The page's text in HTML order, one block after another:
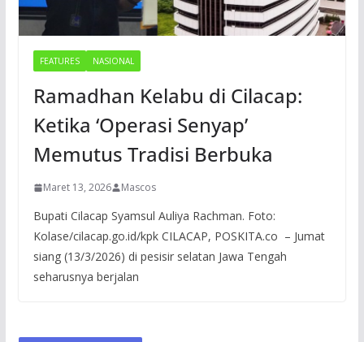
FEATURES NASIONAL
Ramadhan Kelabu di Cilacap:
Ketika ‘Operasi Senyap’
Memutus Tradisi Berbuka
Maret 13, 2026 Mascos
Bupati Cilacap Syamsul Auliya Rachman. Foto:
Kolase/cilacap.go.id/kpk CILACAP, POSKITA.co – Jumat
siang (13/3/2026) di pesisir selatan Jawa Tengah
seharusnya berjalan